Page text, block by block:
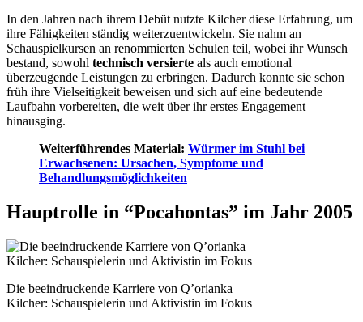
In den Jahren nach ihrem Debüt nutzte Kilcher diese Erfahrung, um
ihre Fähigkeiten ständig weiterzuentwickeln. Sie nahm an
Schauspielkursen an renommierten Schulen teil, wobei ihr Wunsch
bestand, sowohl technisch versierte als auch emotional
überzeugende Leistungen zu erbringen. Dadurch konnte sie schon
früh ihre Vielseitigkeit beweisen und sich auf eine bedeutende
Laufbahn vorbereiten, die weit über ihr erstes Engagement
hinausging.
Weiterführendes Material: Würmer im Stuhl bei
Erwachsenen: Ursachen, Symptome und
Behandlungsmöglichkeiten
Hauptrolle in “Pocahontas” im Jahr 2005
Die beeindruckende Karriere von Q’orianka
Kilcher: Schauspielerin und Aktivistin im Fokus